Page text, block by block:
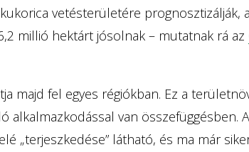
vetésterületére prognosztizálják,
millió hektárt jósolnak – mutatnak rá az
majd fel egyes régiókban. Ez a
alkalmazkodással van összefüggésben.
„terjeszkedése” látható, és ma már